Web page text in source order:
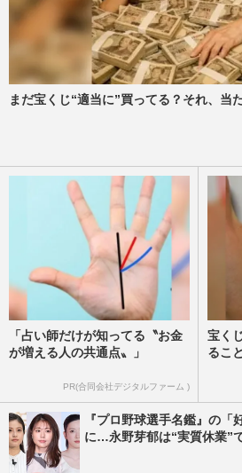
まだ宝くじ“適当に”買ってる？それ、当
「占い師だけが知ってる〝お金
が増える人の共通点〟」
PR(合同会社デジタルファーム )
宝く
るこ
『プロ野球選手名鑑』の「
に…永野芽郁は“実質休業”